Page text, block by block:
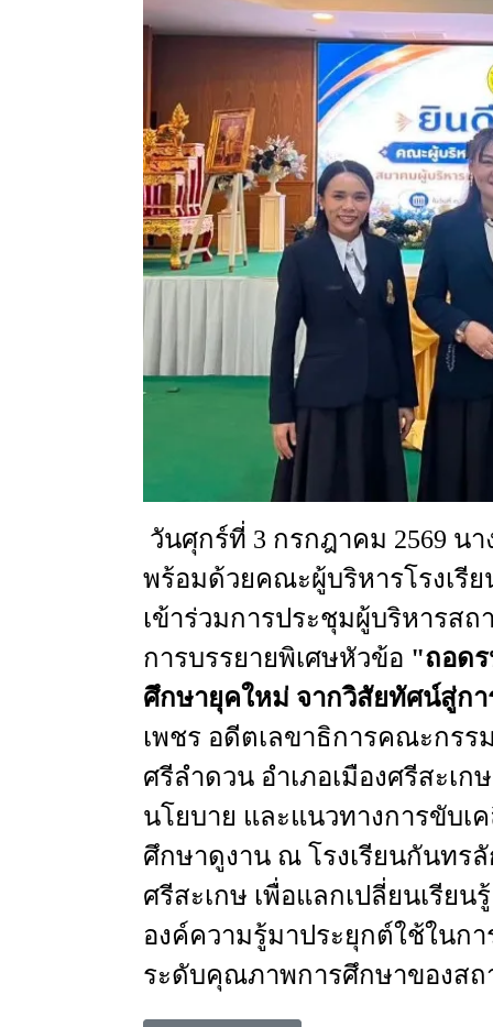
วันศุกร์ที่ 3 กรกฎาคม 2569 นา
พร้อมด้วยคณะผู้บริหารโรงเรี
เข้าร่วมการประชุมผู้บริหารสถ
การบรรยายพิเศษหัวข้อ "ถอด
ศึกษายุคใหม่ จากวิสัยทัศน์สู่ก
เพชร อดีตเลขาธิการคณะกร
ศรีลำดวน อำเภอเมืองศรีสะเกษ
นโยบาย และแนวทางการขับเ
ศึกษาดูงาน ณ โรงเรียนกันทร
ศรีสะเกษ เพื่อแลกเปลี่ยนเรีย
องค์ความรู้มาประยุกต์ใช้ในก
ระดับคุณภาพการศึกษาของสถ